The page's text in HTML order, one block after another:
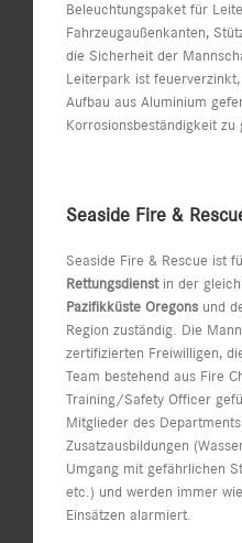
Beleuchtungspaket für
Fahrzeugaußenkanten,
die Sicherheit der
Leiterpark ist
Aufbau aus Aluminium
Korrosionsbeständigkeit zu
Seaside Fire &
Seaside Fire & Rescue ist
Rettungsdienstin der
Pazifikküste Oregons und
Region zuständig. Die
zertifizierten Freiwilligen,
Team bestehend aus Fire
Training/Safety Officer
Mitglieder des
Zusatzausbildungen
Umgang mit gefährlichen
etc.) und werden immer
Einsätzen alarmiert.